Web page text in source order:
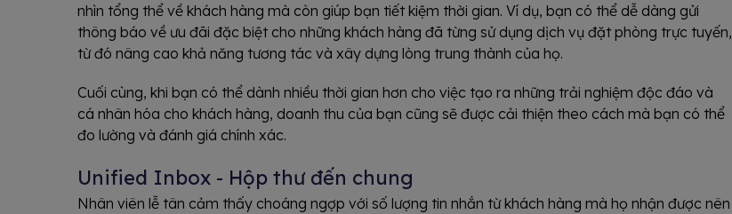
nhìn tổng thể về khách hàng mà còn giúp bạn tiết kiệm thời gian. Ví dụ, bạn có thể dễ dàng gửi
thông báo về ưu đãi đặc biệt cho những khách hàng đã từng sử dụng dịch vụ đặt phòng trực tuyến,
từ đó nâng cao khả năng tương tác và xây dựng lòng trung thành của họ.
Cuối cùng, khi bạn có thể dành nhiều thời gian hơn cho việc tạo ra những trải nghiệm độc đáo và
cá nhân hóa cho khách hàng, doanh thu của bạn cũng sẽ được cải thiện theo cách mà bạn có thể
đo lường và đánh giá chính xác.
Unified Inbox - Hộp thư đến chung
Nhân viên lễ tân cảm thấy choáng ngợp với số lượng tin nhắn từ khách hàng mà họ nhận được nên